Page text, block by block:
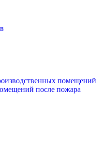
помещений
после пожара